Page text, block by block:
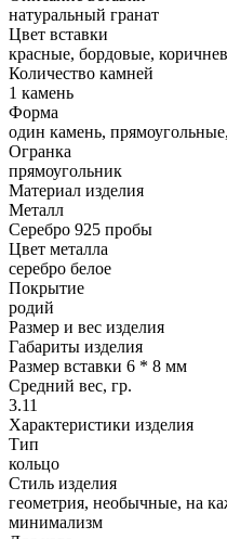
натуральный гранат
Цвет вставки
красные, бордовые,
Количество камней
1 камень
Форма
один камень,
Огранка
прямоугольник
Материал изделия
Металл
Серебро 925 пробы
Цвет металла
серебро белое
Покрытие
родий
Размер и вес изделия
Габариты изделия
Размер вставки 6 * 8 мм
Средний вес, гр.
3.11
Характеристики изделия
Тип
кольцо
Стиль изделия
геометрия, необычные, на
минимализм